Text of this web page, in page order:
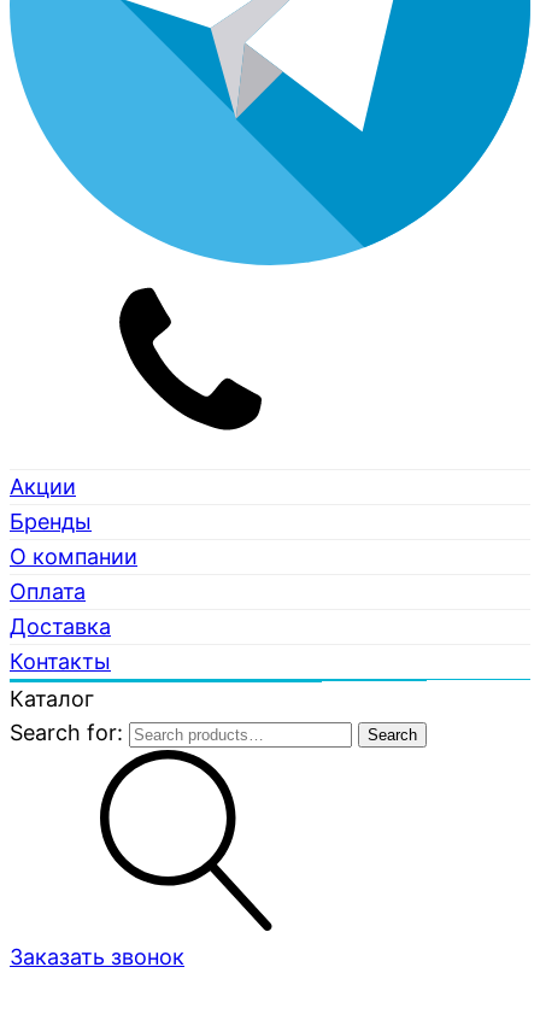
Акции
Бренды
О компании
Оплата
Доставка
Контакты
Каталог
Search for:
Search
Заказать звонок